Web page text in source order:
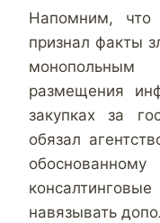
Напомним,
признал факты
размещения
закупках за
обязал
навязывать